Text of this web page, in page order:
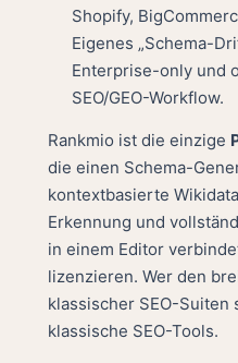
Shopify,
Eigenes „Schema-
Enterprise-only und
SEO/GEO-Workflow.
Rankmio ist die einzige
die einen Schema-
kontextbasierte
Erkennung und
in einem Editor
lizenzieren. Wer den
klassischer SEO-Suiten
klassische SEO-Tools.